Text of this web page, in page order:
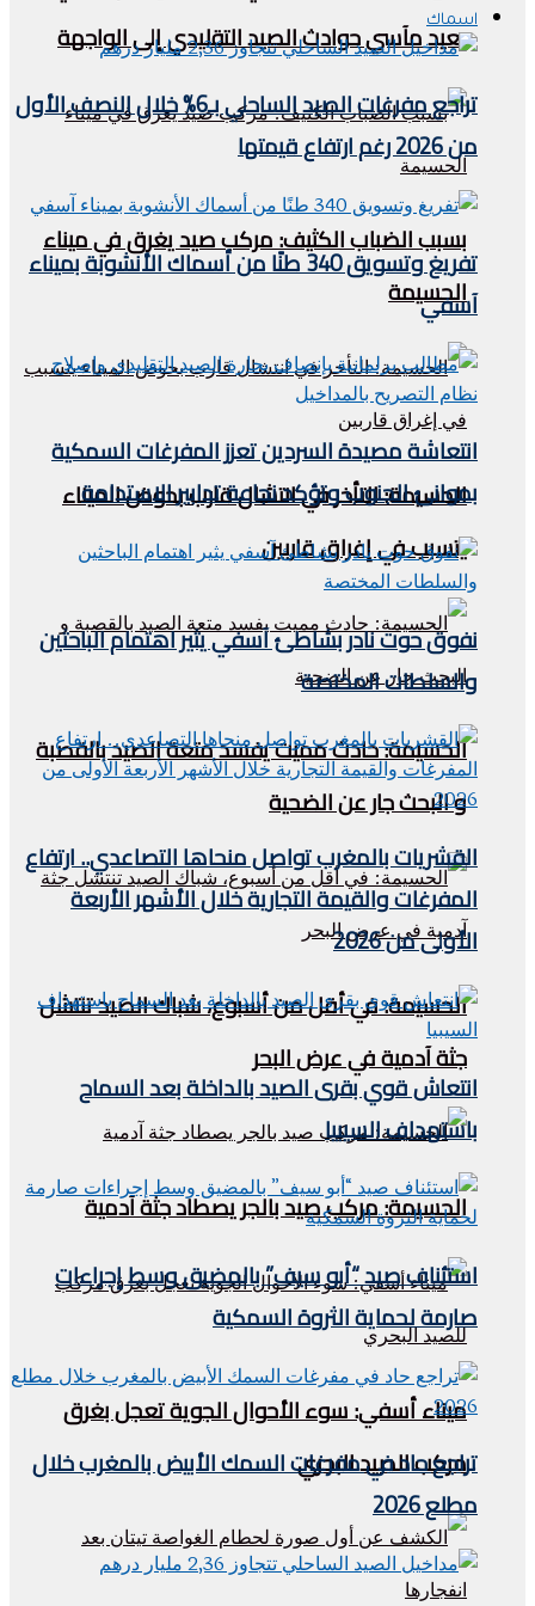
يعيد مآسي حوادث الصيد التقليدي إلى الواجهة
بسبب الضباب الكثيف: مركب صيد يغرق في ميناء
الحسيمة
الحسيمة: التأخر في انتشال قارب بحوض الميناء
يتسبب في إغراق قاربين
الحسيمة: حادث مميت يفسد متعة الصيد بالقصبة
و البحث جار عن الضحية
الحسيمة: في أقل من أسبوع، شباك الصيد تنتشل
جثة آدمية في عرض البحر
الحسيمة: مركب صيد بالجر يصطاد جثة آدمية
ميناء أسفي: سوء الأحوال الجوية تعجل بغرق
مركب للصيد البحري
اسماك
تراجع مفرغات الصيد الساحلي بـ6% خلال النصف الأول
من 2026 رغم ارتفاع قيمتها
تفريغ وتسويق 340 طنًا من أسماك الأنشوبة بميناء
آسفي
انتعاشة مصيدة السردين تعزز المفرغات السمكية
بموانئ الجنوب وتؤكد نجاعة تدابير الاستدامة
نفوق حوت نادر بشاطئ آسفي يثير اهتمام الباحثين
والسلطات المختصة
القشريات بالمغرب تواصل منحاها التصاعدي.. ارتفاع
المفرغات والقيمة التجارية خلال الأشهر الأربعة
الأولى من 2026
انتعاش قوي بقرى الصيد بالداخلة بعد السماح
باستهداف السيبيا
استئناف صيد “أبو سيف” بالمضيق وسط إجراءات
صارمة لحماية الثروة السمكية
تراجع حاد في مفرغات السمك الأبيض بالمغرب خلال
مطلع 2026